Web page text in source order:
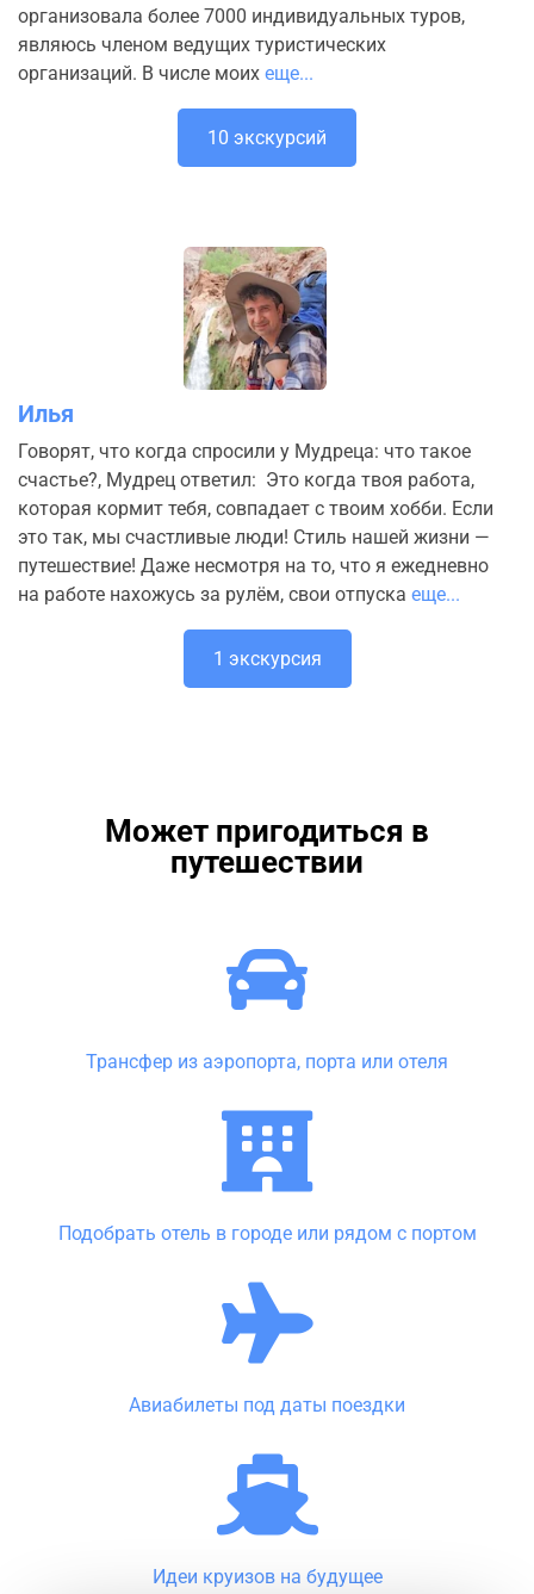
организовала более 7000 индивидуальных туров,
являюсь членом ведущих туристических
организаций. В числе моих еще...
10 экскурсий
Илья
Говорят, что когда спросили у Мудреца: что такое
счастье?, Мудрец ответил: Это когда твоя работа,
которая кормит тебя, совпадает с твоим хобби. Если
это так, мы счастливые люди! Стиль нашей жизни —
путешествие! Даже несмотря на то, что я ежедневно
на работе нахожусь за рулём, свои отпуска еще...
1 экскурсия
Может пригодиться в
путешествии
Трансфер из аэропорта, порта или отеля
Подобрать отель в городе или рядом с портом
Авиабилеты под даты поездки
Идеи круизов на будущее